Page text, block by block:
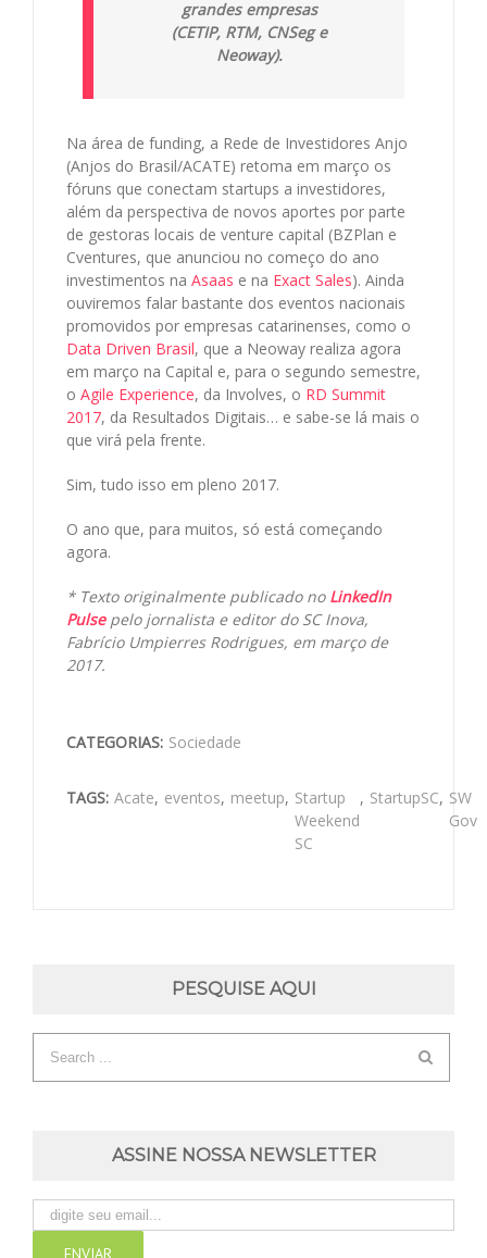
grandes empresas
(CETIP, RTM, CNSeg e
Neoway).
Na área de funding, a Rede de Investidores Anjo
(Anjos do Brasil/ACATE) retoma em março os
fóruns que conectam startups a investidores,
além da perspectiva de novos aportes por parte
de gestoras locais de venture capital (BZPlan e
Cventures, que anunciou no começo do ano
investimentos na Asaas e na Exact Sales). Ainda
ouviremos falar bastante dos eventos nacionais
promovidos por empresas catarinenses, como o
Data Driven Brasil, que a Neoway realiza agora
em março na Capital e, para o segundo semestre,
o Agile Experience, da Involves, o RD Summit
2017, da Resultados Digitais… e sabe-se lá mais o
que virá pela frente.
Sim, tudo isso em pleno 2017.
O ano que, para muitos, só está começando
agora.
* Texto originalmente publicado no LinkedIn
Pulsepelo jornalista e editor do SC Inova,
Fabrício Umpierres Rodrigues, em março de
2017.
CATEGORIAS: Sociedade
TAGS: Acate, eventos, meetup, Startup
Weekend
SC
, StartupSC, SW
Gov
PESQUISE AQUI
ASSINE NOSSA NEWSLETTER